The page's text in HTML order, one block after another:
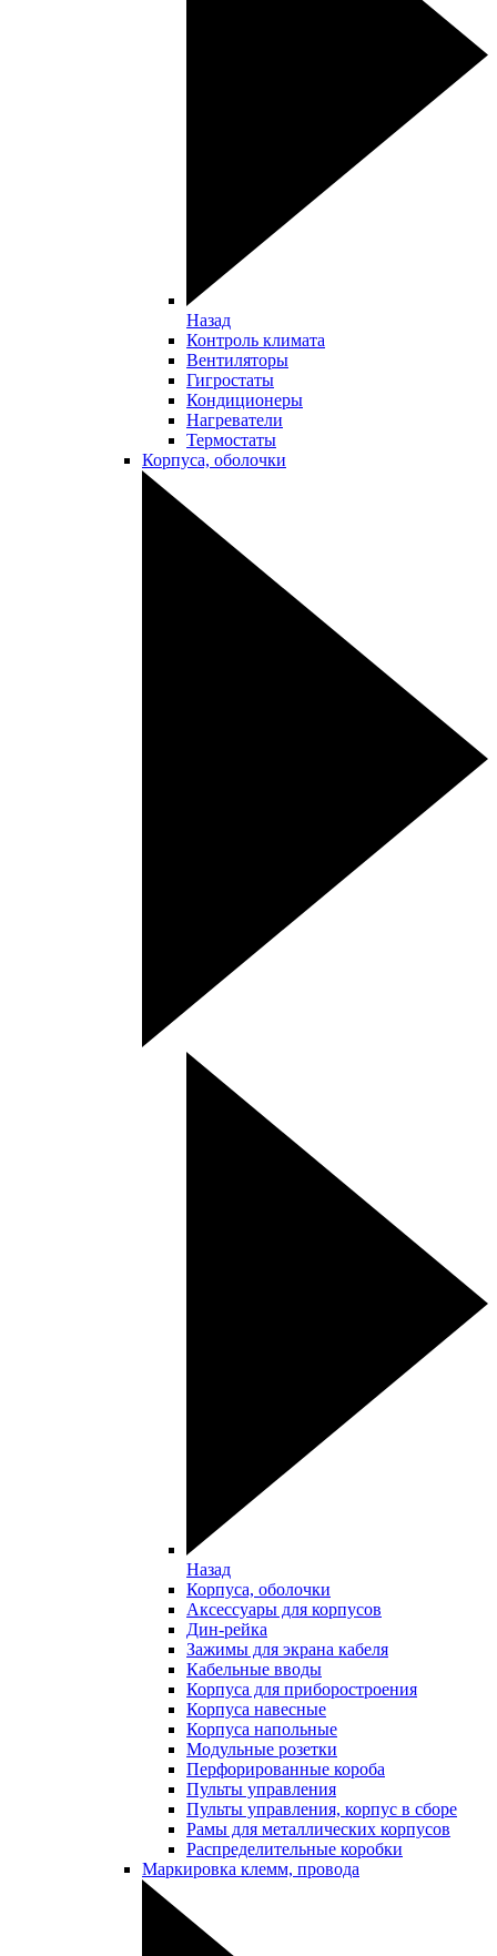
Назад
Контроль климата
Вентиляторы
Гигростаты
Кондиционеры
Нагреватели
Термостаты
Корпуса, оболочки
Назад
Корпуса, оболочки
Аксессуары для корпусов
Дин-рейка
Зажимы для экрана кабеля
Кабельные вводы
Корпуса для приборостроения
Корпуса навесные
Корпуса напольные
Модульные розетки
Перфорированные короба
Пульты управления
Пульты управления, корпус в сборе
Рамы для металлических корпусов
Распределительные коробки
Маркировка клемм, провода